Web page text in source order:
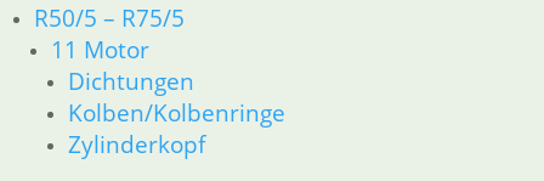
R50/5 – R75/5
11 Motor
Dichtungen
Kolben/Kolbenringe
Zylinderkopf
In den Warenkorb
Kabelsatz Getriebeschalter
18,90€